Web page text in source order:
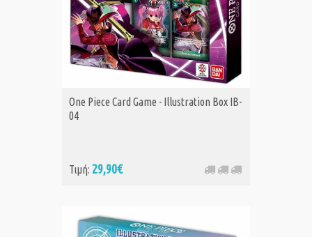
One Piece Card Game - Illustration Box IB-
04
Τιμή: 29,90€